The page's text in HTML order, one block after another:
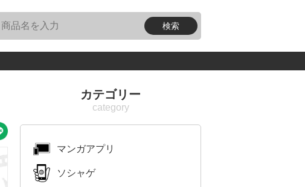
カテゴリー
マンガアプリ
ソシャゲ